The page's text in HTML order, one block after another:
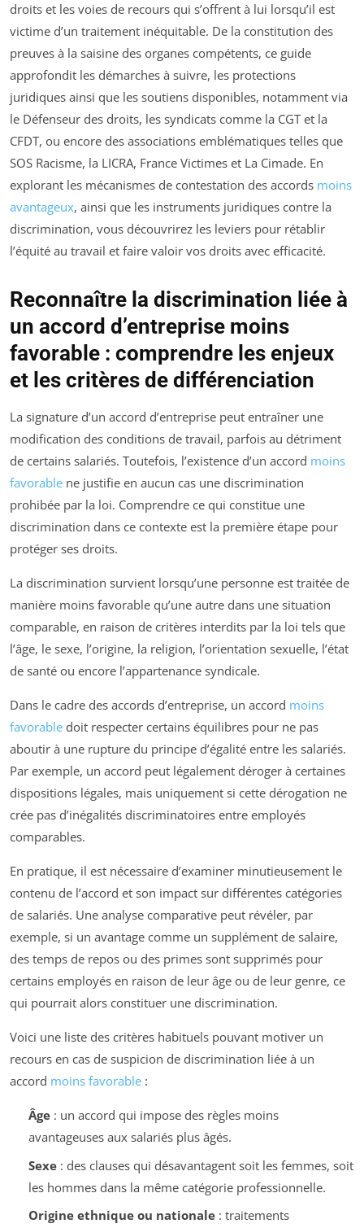
droits et les voies de recours qui s’offrent à lui lorsqu’il est
victime d’un traitement inéquitable. De la constitution des
preuves à la saisine des organes compétents, ce guide
approfondit les démarches à suivre, les protections
juridiques ainsi que les soutiens disponibles, notamment via
le Défenseur des droits, les syndicats comme la CGT et la
CFDT, ou encore des associations emblématiques telles que
SOS Racisme, la LICRA, France Victimes et La Cimade. En
explorant les mécanismes de contestation des accords moins
avantageux, ainsi que les instruments juridiques contre la
discrimination, vous découvrirez les leviers pour rétablir
l’équité au travail et faire valoir vos droits avec efficacité.
Reconnaître la discrimination liée à
un accord d’entreprise moins
favorable : comprendre les enjeux
et les critères de différenciation
La signature d’un accord d’entreprise peut entraîner une
modification des conditions de travail, parfois au détriment
de certains salariés. Toutefois, l’existence d’un accord moins
favorable ne justifie en aucun cas une discrimination
prohibée par la loi. Comprendre ce qui constitue une
discrimination dans ce contexte est la première étape pour
protéger ses droits.
La discrimination survient lorsqu’une personne est traitée de
manière moins favorable qu’une autre dans une situation
comparable, en raison de critères interdits par la loi tels que
l’âge, le sexe, l’origine, la religion, l’orientation sexuelle, l’état
de santé ou encore l’appartenance syndicale.
Dans le cadre des accords d’entreprise, un accord moins
favorable doit respecter certains équilibres pour ne pas
aboutir à une rupture du principe d’égalité entre les salariés.
Par exemple, un accord peut légalement déroger à certaines
dispositions légales, mais uniquement si cette dérogation ne
crée pas d’inégalités discriminatoires entre employés
comparables.
En pratique, il est nécessaire d’examiner minutieusement le
contenu de l’accord et son impact sur différentes catégories
de salariés. Une analyse comparative peut révéler, par
exemple, si un avantage comme un supplément de salaire,
des temps de repos ou des primes sont supprimés pour
certains employés en raison de leur âge ou de leur genre, ce
qui pourrait alors constituer une discrimination.
Voici une liste des critères habituels pouvant motiver un
recours en cas de suspicion de discrimination liée à un
accord moins favorable :
Âge: un accord qui impose des règles moins
avantageuses aux salariés plus âgés.
Sexe: des clauses qui désavantagent soit les femmes, soit
les hommes dans la même catégorie professionnelle.
Origine ethnique ou nationale: traitements